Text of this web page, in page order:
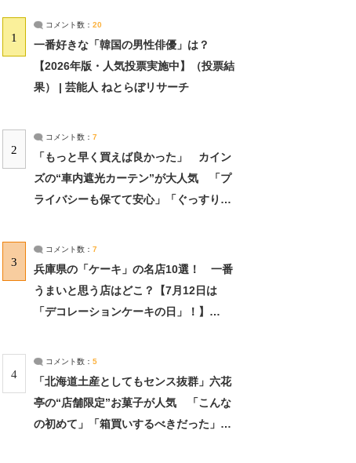
1
コメント数： 20
一番好きな「韓国の男性俳優」は？
【2026年版・人気投票実施中】（投票結
果） | 芸能人 ねとらぼリサーチ
2
コメント数： 7
「もっと早く買えば良かった」 カイン
ズの“車内遮光カーテン”が大人気 「プ
ライバシーも保てて安心」「ぐっすり眠
3
コメント数： 7
兵庫県の「ケーキ」の名店10選！ 一番
うまいと思う店はどこ？【7月12日は
「デコレーションケーキの日」！】
4
コメント数： 5
「北海道土産としてもセンス抜群」六花
亭の“店舗限定”お菓子が人気 「こんな
の初めて」「箱買いするべきだった」